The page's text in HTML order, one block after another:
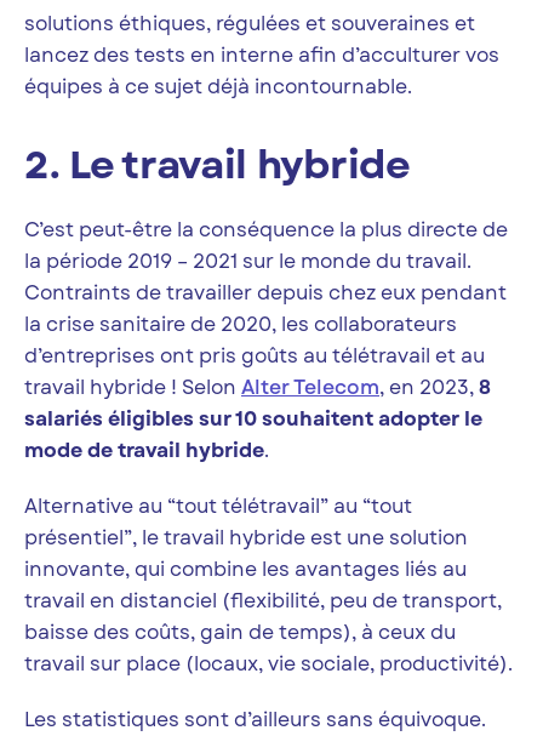
solutions éthiques, régulées et souveraines et
lancez des tests en interne afin d’acculturer vos
équipes à ce sujet déjà incontournable.
2. Le travail hybride
C’est peut-être la conséquence la plus directe de
la période 2019 – 2021 sur le monde du travail.
Contraints de travailler depuis chez eux pendant
la crise sanitaire de 2020, les collaborateurs
d’entreprises ont pris goûts au télétravail et au
travail hybride ! Selon Alter Telecom, en 2023,8
salariés éligibles sur 10 souhaitent adopter le
mode de travail hybride.
Alternative au “tout télétravail” au “tout
présentiel”, le travail hybride est une solution
innovante, qui combine les avantages liés au
travail en distanciel (flexibilité, peu de transport,
baisse des coûts, gain de temps), à ceux du
travail sur place (locaux, vie sociale, productivité).
Les statistiques sont d’ailleurs sans équivoque.